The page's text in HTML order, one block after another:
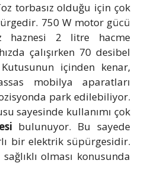
torbasız olduğu için çok
750 W motor gücü
haznesi 2 litre hacme
çalışırken 70 desibel
içinden kenar,
mobilya aparatları
park edilebiliyor.
sayesinde kullanımı çok
bulunuyor. Bu sayede
bir elektrik süpürgesidir.
olması konusunda